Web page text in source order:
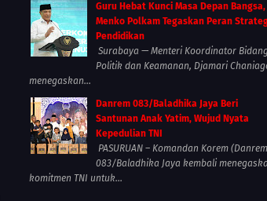
Guru Hebat Kunci Masa Depan Bangsa,
Menko Polkam Tegaskan Peran
Pendidikan
Surabaya — Menteri Koordinator Bidang
Politik dan Keamanan, Djamari
menegaskan...
Danrem 083/Baladhika Jaya Beri
Santunan Anak Yatim, Wujud Nyata
Kepedulian TNI
PASURUAN – Komandan Korem
083/Baladhika Jaya kembali
komitmen TNI untuk...